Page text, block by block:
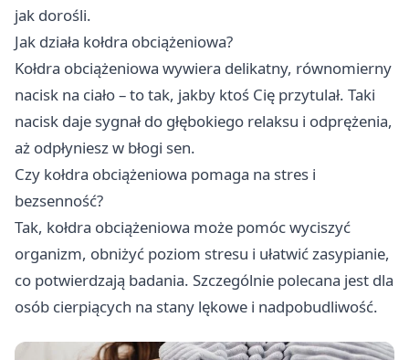
jak dorośli.
Jak działa kołdra obciążeniowa?
Kołdra obciążeniowa wywiera delikatny, równomierny
nacisk na ciało – to tak, jakby ktoś Cię przytulał. Taki
nacisk daje sygnał do głębokiego relaksu i odprężenia,
aż odpłyniesz w błogi sen.
Czy kołdra obciążeniowa pomaga na stres i
bezsenność?
Tak, kołdra obciążeniowa może pomóc wyciszyć
organizm, obniżyć poziom stresu i ułatwić zasypianie,
co potwierdzają badania. Szczególnie polecana jest dla
osób cierpiących na stany lękowe i nadpobudliwość.